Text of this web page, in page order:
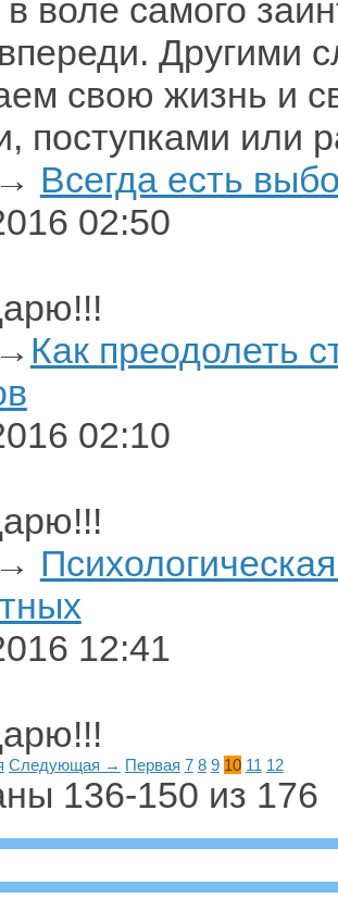
воле самого
Другими
свою жизнь и
поступками или
→ Всегда есть
02:50
→ ​Как преодолеть
02:10
→
12:41
Следующая → Первая 7 8 9 10 11 12
136-150 из 176